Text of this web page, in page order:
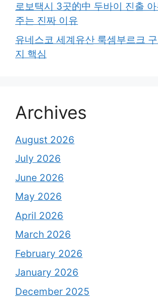
로보택시 3곳的中 두바이 진출
주는 진짜 이유
유네스코 세계유산 룩셈부르크
지 핵심
Archives
August 2026
July 2026
June 2026
May 2026
April 2026
March 2026
February 2026
January 2026
December 2025